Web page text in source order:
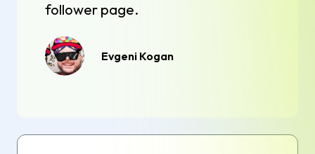
follower page.
Evgeni Kogan